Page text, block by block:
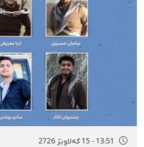
13:51 - 15 گەلاوێژ 2726